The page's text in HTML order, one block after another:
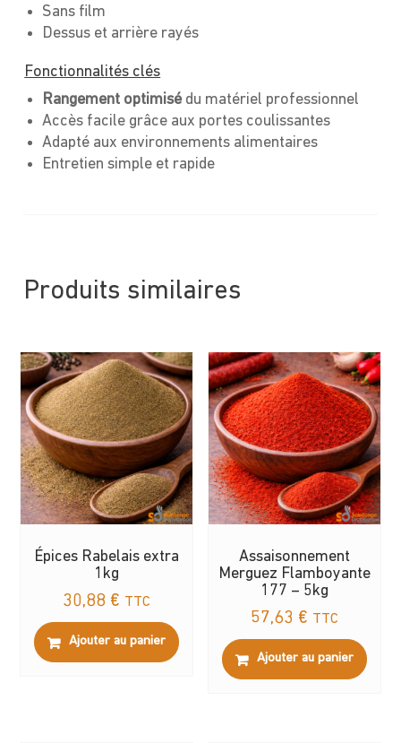
Sans film
Dessus et arrière rayés
Fonctionnalités clés
Rangement optimisédu matériel professionnel
Accès facile grâce aux portes coulissantes
Adapté aux environnements alimentaires
Entretien simple et rapide
Produits similaires
Épices Rabelais extra
1kg
30,88 € TTC
Ajouter au panier
Assaisonnement
Merguez Flamboyante
177 – 5kg
57,63 € TTC
Ajouter au panier